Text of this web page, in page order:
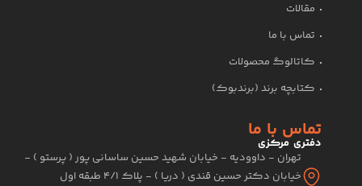
مقالات
تماس با ما
کاتالوگ محصولات
کتابچه برند (برندبوک)
تماس با ما
دفتری مرکزی
تهران - داوودیه - خیابان شهید حسین ساسانی پور ( پرستو ) -
خیابان دکتر حسین قندی ( دریا ) - پلاک 4/1 طبقه اول